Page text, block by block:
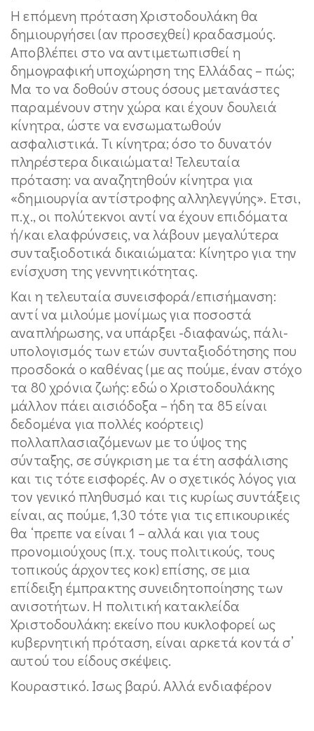
Η επόμενη πρόταση Χριστοδουλάκη θα
δημιουργήσει (αν προσεχθεί) κραδασμούς.
Αποβλέπει στο να αντιμετωπισθεί η
δημογραφική υποχώρηση της Ελλάδας – πώς;
Μα το να δοθούν στους όσους μετανάστες
παραμένουν στην χώρα και έχουν δουλειά
κίνητρα, ώστε να ενσωματωθούν
ασφαλιστικά. Τι κίνητρα; όσο το δυνατόν
πληρέστερα δικαιώματα! Τελευταία
πρόταση: να αναζητηθούν κίνητρα για
«δημιουργία αντίστροφης αλληλεγγύης». Ετσι,
π.χ., οι πολύτεκνοι αντί να έχουν επιδόματα
ή/και ελαφρύνσεις, να λάβουν μεγαλύτερα
συνταξιοδοτικά δικαιώματα: Κίνητρο για την
ενίσχυση της γεννητικότητας.
Και η τελευταία συνεισφορά/επισήμανση:
αντί να μιλούμε μονίμως για ποσοστά
αναπλήρωσης, να υπάρξει -διαφανώς, πάλι-
υπολογισμός των ετών συνταξιοδότησης που
προσδοκά ο καθένας (με ας πούμε, έναν στόχο
τα 80 χρόνια ζωής: εδώ ο Χριστοδουλάκης
μάλλον πάει αισιόδοξα – ήδη τα 85 είναι
δεδομένα για πολλές κοόρτεις)
πολλαπλασιαζόμενων με το ύψος της
σύνταξης, σε σύγκριση με τα έτη ασφάλισης
και τις τότε εισφορές. Αν ο σχετικός λόγος για
τον γενικό πληθυσμό και τις κυρίως συντάξεις
είναι, ας πούμε, 1,30 τότε για τις επικουρικές
θα ‘πρεπε να είναι 1 – αλλά και για τους
προνομιούχους (π.χ. τους πολιτικούς, τους
τοπικούς άρχοντες κοκ) επίσης, σε μια
επίδειξη έμπρακτης συνειδητοποίησης των
ανισοτήτων. Η πολιτική κατακλείδα
Χριστοδουλάκη: εκείνο που κυκλοφορεί ως
κυβερνητική πρόταση, είναι αρκετά κοντά σ’
αυτού του είδους σκέψεις.
Κουραστικό. Ισως βαρύ. Αλλά ενδιαφέρον